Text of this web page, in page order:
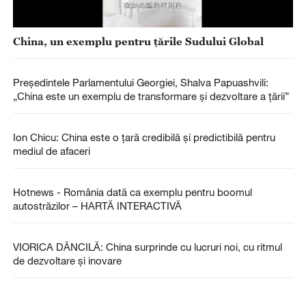
China, un exemplu pentru țările Sudului Global
Președintele Parlamentului Georgiei, Shalva Papuashvili:
„China este un exemplu de transformare și dezvoltare a țării”
Ion Chicu: China este o țară credibilă și predictibilă pentru
mediul de afaceri
Hotnews - România dată ca exemplu pentru boomul
autostrăzilor – HARTĂ INTERACTIVĂ
VIORICA DĂNCILĂ: China surprinde cu lucruri noi, cu ritmul
de dezvoltare și inovare